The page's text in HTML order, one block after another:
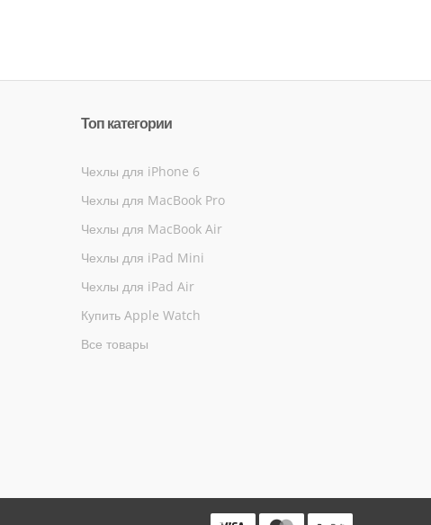
Топ категории
Чехлы для iPhone 6
Чехлы для MacBook Pro
Чехлы для MacBook Air
Чехлы для iPad Mini
Чехлы для iPad Air
Купить Apple Watch
Все товары